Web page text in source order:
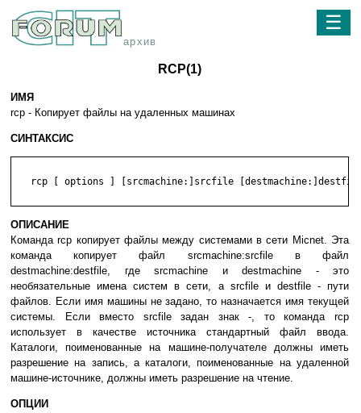
архив
☰
RCP(1)
ИМЯ
rcp - Копирует файлы на удаленных машинах
СИНТАКСИС
rcp [ options ] [srcmachine:]srcfile
ОПИСАНИЕ
Команда rcp копирует файлы между системами в сети Micnet. Эта
команда копирует файл srcmachine:srcfile в файл
destmachine:destfile, где srcmachine и destmachine - это
необязательные имена систем в сети, а srcfile и destfile - пути
файлов. Если имя машины не задано, то назначается имя текущей
системы. Если вместо srcfile задан знак -, то команда rcp
использует в качестве источника стандартный файл ввода.
Каталоги, поименованные на машине-получателе должны иметь
разрешение на запись, а каталоги, поименованные на удаленной
машине-источнике, должны иметь разрешение на чтение.
ОПЦИИ